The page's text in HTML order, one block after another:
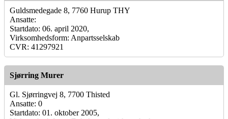
Guldsmedegade 8, 7760 Hurup THY
Ansatte:
Startdato: 06. april 2020,
Virksomhedsform: Anpartsselskab
CVR: 41297921
Sjørring Murer
Gl. Sjørringvej 8, 7700 Thisted
Ansatte: 0
Startdato: 01. oktober 2005,